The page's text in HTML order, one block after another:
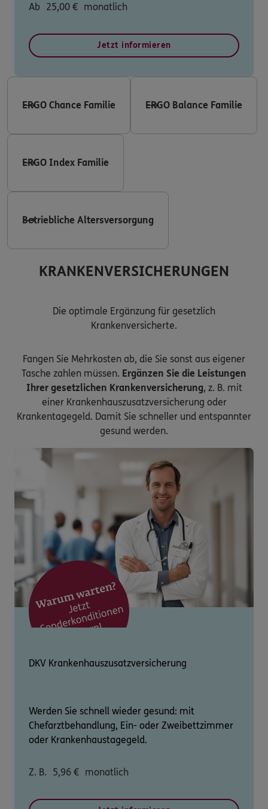
Ab 25,00 € monatlich
Jetzt informieren
ERGO Chance Familie ERGO Balance Familie
ERGO Index Familie
Betriebliche Altersversorgung
KRANKENVERSICHERUNGEN
Die optimale Ergänzung für gesetzlich
Krankenversicherte.
Fangen Sie Mehrkosten ab, die Sie sonst aus eigener
Tasche zahlen müssen. Ergänzen Sie die Leistungen
Ihrer gesetzlichen Krankenversicherung, z. B. mit
einer Krankenhauszusatzversicherung oder
Krankentagegeld. Damit Sie schneller und entspannter
gesund werden.
DKV Krankenhauszusatzversicherung
Werden Sie schnell wieder gesund: mit
Chefarztbehandlung, Ein- oder Zweibettzimmer
oder Krankenhaustagegeld.
Z. B. 5,96 € monatlich